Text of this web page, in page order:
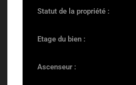
Statut de la propriété :
Etage du bien :
Ascenseur :